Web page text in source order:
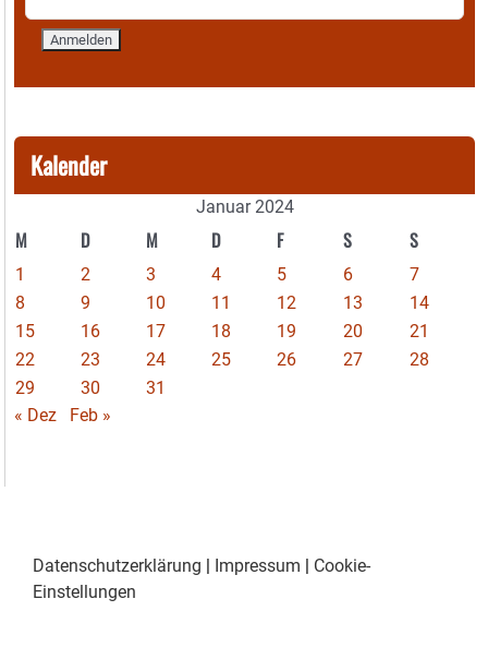
Kalender
Januar 2024
M D M D F S S
1 2 3 4 5 6
7
8
9 10 11 12 13
14
15
16 17 18 19 20
21
22
23 24 25 26 27
28
29
30
31
« Dez
Feb »
Datenschutzerklärung Impressum
Cookie-
Einstellungen